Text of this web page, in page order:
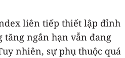
liên tiếp thiết lập đỉnh
tăng ngắn hạn vẫn đang
nhiên, sự phụ thuộc quá